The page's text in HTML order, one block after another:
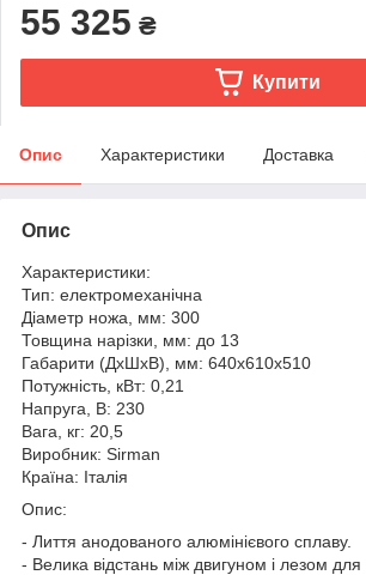
55 325 ₴
Купити
Опис Характеристики Доставка
Опис
Характеристики:
Тип: електромеханічна
Діаметр ножа, мм: 300
Товщина нарізки, мм: до 13
Габарити (ДхШхВ), мм: 640х610х510
Потужність, кВт: 0,21
Напруга, В: 230
Вага, кг: 20,5
Виробник: Sirman
Країна: Італія
Опис:
- Лиття анодованого алюмінієвого сплаву.
- Велика відстань між двигуном і лезом для